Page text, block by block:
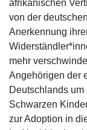
afrikanischen
von der
Anerkennung
mehr
Angehörigen der
Deutschlands
Schwarzen
zur Adoption in